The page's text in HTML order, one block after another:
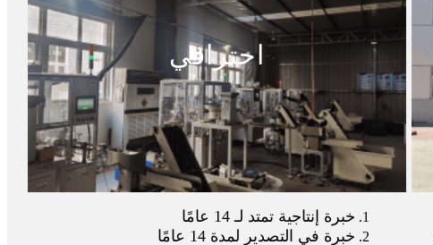
احترافي
خبرة إنتاجية تمتد لـ 14 عامًا
خبرة في التصدير لمدة 14 عامًا